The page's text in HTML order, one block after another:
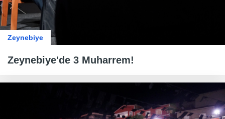
Zeynebiye
Zeynebiye'de 3 Muharrem!